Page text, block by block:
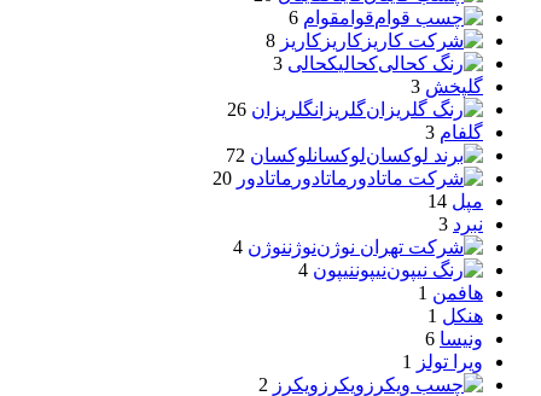
قوامقوام 6
کاریز کاریز 8
کحالیکحالی 3
گلپخش 3
گلریزانگلریزان 26
گلفام 3
لوکسانلوکسان 72
ماتادور ماتادور 20
مپل 14
نبرد 3
نوژننوژن 4
نیپوننیپون 4
هافمن 1
هنکل 1
ونیسا 6
ویرا تولز
1
ویکرز ویکرز 2